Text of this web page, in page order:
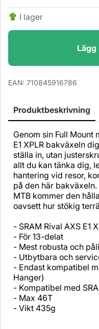
I lager
Lägg
EAN: 710845916786
Produktbeskrivning
Genom sin Full Mount
E1 XPLR bakväxeln
ställa in, utan
allt du kan tänka dig,
hantering vid resor,
på den här
MTB kommer den
oavsett hur stökig
- SRAM Rival AXS E1
- För 13-delat
- Mest robusta och
- Utbytbara och
- Endast kompatibel
Hanger)
- Kompatibel med
- Max 46T
- Vikt 435g